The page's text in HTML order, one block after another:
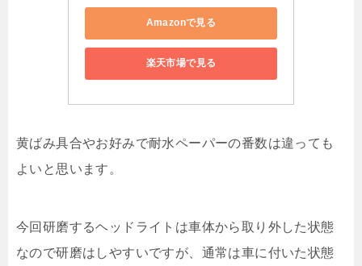
Amazonで見る
楽天市場で見る
黄ばみ具合やお好みで耐水ペーパーの番数は違っても
よいと思います。
今回研磨するヘッドライトは車体から取り外した状態
なので研磨はしやすいですが、通常は車に付いた状態